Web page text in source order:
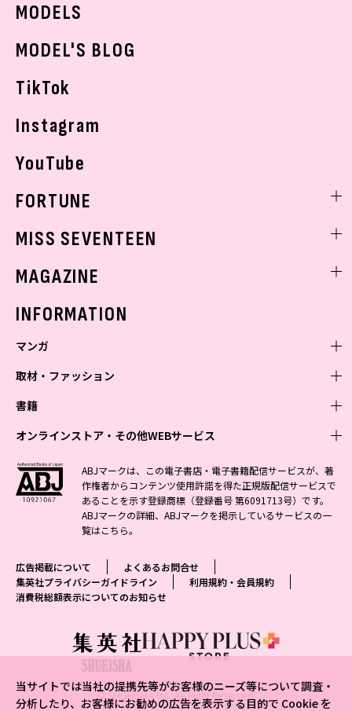
当サイトでは当社の提携先等がお客様のニーズ等について調査・
分析したり、お客様にお勧めの広告を表示する目的で Cookie を
モデルの購入品
おでかけ
MODELS
MODEL'S BLOG
TikTok
Instagram
YouTube
FORTUNE
MISS SEVENTEEN
MAGAZINE
INFORMATION
マンガ
少年マンガ
Vジャンプ
最強ジャンプ
少年ジャンプ+
ジャンプTOON
ジャンプルーキー！
S-MANGA
集英社コミック文庫
青年マンガ
ZEBRACK
S-MANGA
集英社ジャンプリミックス
週刊ヤングジャンプ
ヤングジャンプ定期購読デジタル
となりのヤングジャンプ
グランドジャンプ
ウルトラジャンプ
少女マンガ
ZEBRACK
S-MANGA
集英社コミック文庫
マーガレット
別冊マーガレット
リマコミ
マンガMeets
女性マンガ
ジャンプTOON
集英社コミック文庫
マンガMee公式サイト
リマコミ
office YOU
取材・ファッション
ファッション・美容
BAILA
MAQUIA
eclat
T JAPAN
MEN'S NON-NO
集英社オンライン
芸能・情報・スポーツ
週プレNEWS
週プレ グラジャパ!
書籍
文芸・文庫・総合
小説すばる
集英社 文芸ステーション
web 集英社文庫
アジア人物史
学芸・ノンフィクション・新書
1日5分で、明日は変わる よみタイ yomitai
集英社学芸部 - 学芸・ノンフィクション
集英社ビジネス書
集英社新書プラス - 知の水先案内人
kotoba
情報・知識＆オピニオン imidas
ライトノベル・ノベライズ
集英社オレンジ文庫
ダッシュエックス文庫公式サイト
集英社Webマガジン コバルト
集英社の児童図書 S-KIDS.LAND
オンラインストア・その他WEBサービス
オンラインストア
OTO
SHUEISHA MANGA-ART HERITAGE
ジャンプキャラクターズストア
HAPPY PLUS STORE
SHUEISHA VOX
LEEマルシェ
eclat premium
mirabella homme
その他WEBサービス
集英社アドナビ
ABJマークは、この電子書店・電子書籍配信サービスが、著
作権者からコンテンツ使用許諾を得た正規版配信サービスで
あることを示す登録商標（登録番号 第6091713号）です。
ABJマークの詳細、ABJマークを掲示しているサービスの一
覧はこちら。
広告掲載について
よくあるお問合せ
集英社プライバシーガイドライン
利用規約・会員規約
消費税総額表示についてのお知らせ
© SHUEISHA Inc. All Right Reserved.